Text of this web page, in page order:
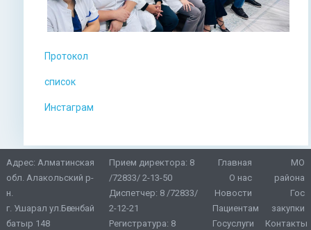
Протокол
список
Инстаграм
Адрес: Алматинская
обл. Алакольский р-
н.
г. Ушарал ул.Бөгенбай
батыр 148
Прием директора: 8
/72833/ 2-13-50
Диспетчер: 8 /72833/
2-12-21
Регистратура: 8
Главная
О нас
Новости
Пациентам
Госуслуги
МО
района
Гос
закупки
Контакты